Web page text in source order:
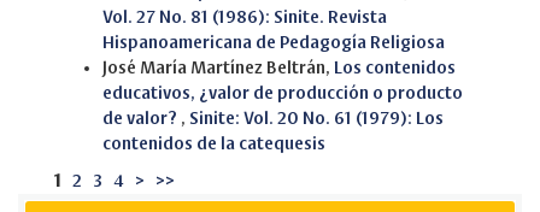
Vol. 27 No. 81 (1986): Sinite. Revista
Hispanoamericana de Pedagogía Religiosa
José María Martínez Beltrán, Los contenidos
educativos, ¿valor de producción o producto
de valor? , Sinite: Vol. 20 No. 61 (1979): Los
contenidos de la catequesis
1 2 3 4 > >>